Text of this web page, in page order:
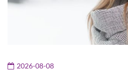
2026-08-08